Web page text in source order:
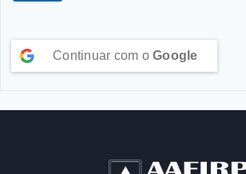
Continuar com o Google